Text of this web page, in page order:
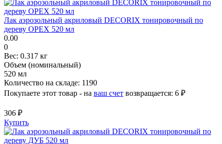
Лак аэрозольный акриловый DECORIX тонировочный по
дереву ОРЕХ 520 мл
0.00
0
Вес: 0.317 кг
Объем (номинальный)
520 мл
Количество на складе: 1190
Покупаете этот товар - на ваш счет возвращается: 6 ₽
306 ₽
Купить